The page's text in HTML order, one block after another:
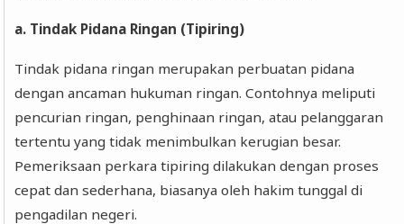
a. Tindak Pidana Ringan (Tipiring)
Tindak pidana ringan merupakan perbuatan pidana
dengan ancaman hukuman ringan. Contohnya meliputi
pencurian ringan, penghinaan ringan, atau pelanggaran
tertentu yang tidak menimbulkan kerugian besar.
Pemeriksaan perkara tipiring dilakukan dengan proses
cepat dan sederhana, biasanya oleh hakim tunggal di
pengadilan negeri.